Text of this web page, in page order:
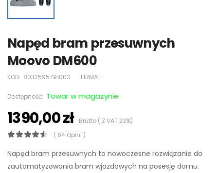
Napęd bram przesuwnych
Moovo DM600
KOD: 8032595791003 FIRMA: -
Dostępność: Towar w magazynie
1390,00 złBrutto ( Z VAT 23%)
( 64 Opini )
Napęd bram przesuwnych to nowoczesne rozwiązanie do
zautomatyzowania bram wjazdowych na posesję domu.